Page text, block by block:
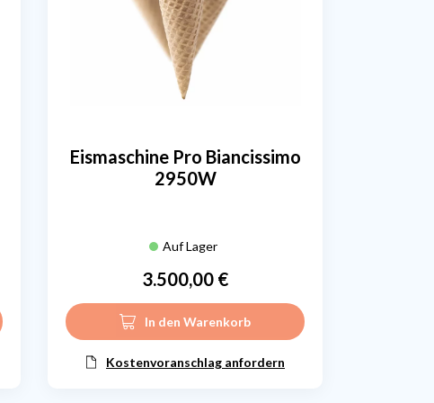
Eismaschine Pro Biancissimo
2950W
Auf Lager
Preis
3.500,00 €
In den Warenkorb
Kostenvoranschlag anfordern